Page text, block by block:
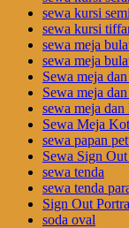
sewa kursi
sewa kursi
sewa meja
sewa meja
Sewa meja
Sewa meja
sewa meja dan
Sewa Meja
sewa papan
Sewa Sign
sewa tenda
sewa tenda
Sign Out
soda oval